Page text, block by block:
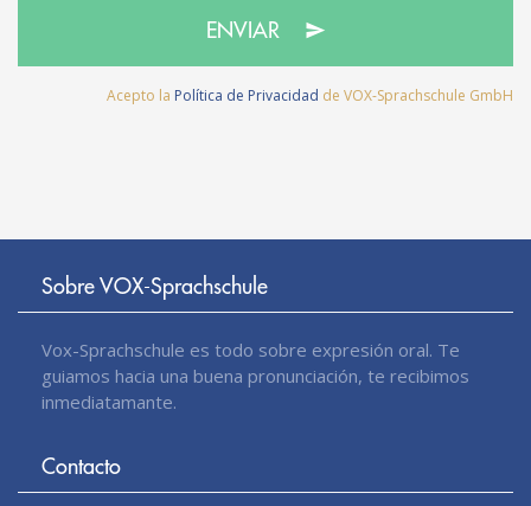
ENVIAR
Acepto la Política de Privacidad de VOX-Sprachschule GmbH
Sobre VOX-Sprachschule
Vox-Sprachschule es todo sobre expresión oral. Te
guiamos hacia una buena pronunciación, te recibimos
inmediatamante.
Contacto